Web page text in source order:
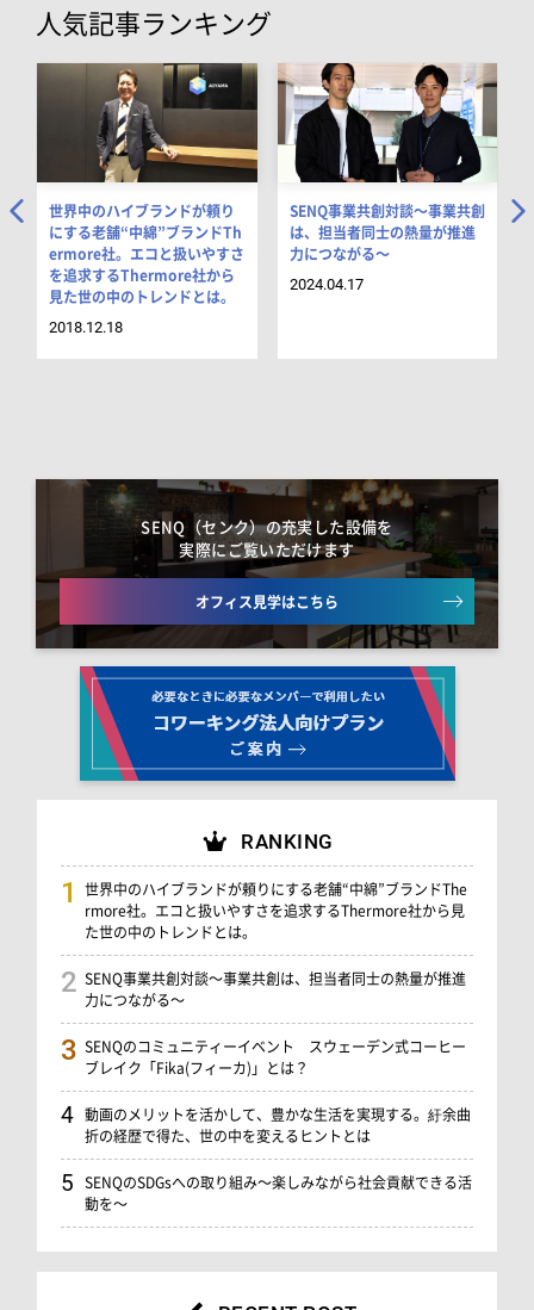
人気記事ランキング
世界中のハイブランドが頼り
にする老舗“中綿”ブランドTh
ermore社。エコと扱いやすさ
を追求するThermore社から
見た世の中のトレンドとは。
2018.12.18
SENQ事業共創対談～事業共創
は、担当者同士の熱量が推進
力につながる～
2024.04.17
SENQ（センク）の充実した設備を
実際にご覧いただけます
オフィス見学はこちら
RANKING
世界中のハイブランドが頼りにする老舗“中綿”ブランドThe
rmore社。エコと扱いやすさを追求するThermore社から見
た世の中のトレンドとは。
SENQ事業共創対談～事業共創は、担当者同士の熱量が推進
力につながる～
SENQのコミュニティーイベント スウェーデン式コーヒー
ブレイク「Fika(フィーカ)」とは？
動画のメリットを活かして、豊かな生活を実現する。紆余曲
折の経歴で得た、世の中を変えるヒントとは
SENQのSDGsへの取り組み～楽しみながら社会貢献できる活
動を～